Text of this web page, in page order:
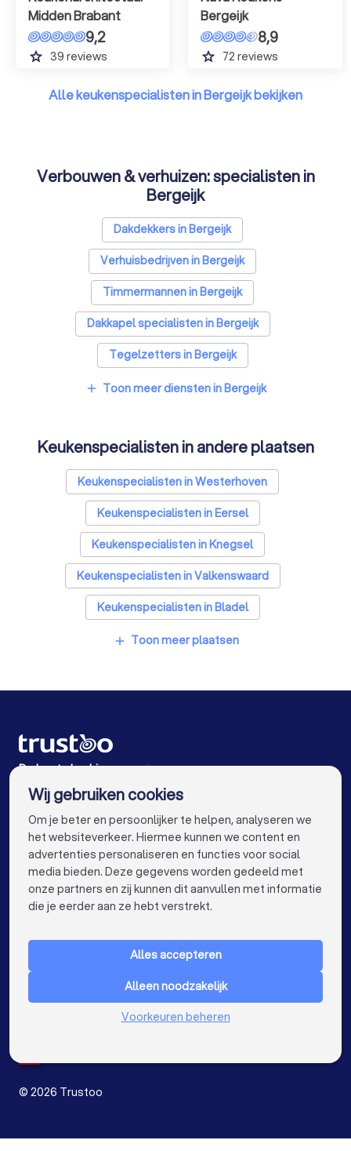
Midden Brabant
9,2
grade 39 reviews
Bergeijk
8,9
grade 72 reviews
Alle keukenspecialisten in Bergeijk bekijken
Verbouwen & verhuizen: specialisten in
Bergeijk
Dakdekkers in Bergeijk
Verhuisbedrijven in Bergeijk
Timmermannen in Bergeijk
Dakkapel specialisten in Bergeijk
Tegelzetters in Bergeijk
Sloopbedrijven in Bergeijk
Opslagruimtes in Bergeijk
Metselaars in Bergeijk
add Toon meer diensten in Bergeijk
Keukenspecialisten in andere plaatsen
Keukenspecialisten in Westerhoven
Keukenspecialisten in Eersel
Keukenspecialisten in Knegsel
Keukenspecialisten in Valkenswaard
Keukenspecialisten in Bladel
Keukenspecialisten in Waalre
Keukenspecialisten in Geldrop
Keukenspecialisten in Amsterdam
Keukenspecialisten in Rotterdam
Keukenspecialisten in Den Haag
Keukenspecialisten in Utrecht
Keukenspecialisten in Groningen
Keukenspecialisten in Almere
Keukenspecialisten in Breda
Keukenspecialisten in Arnhem
add Toon meer plaatsen
De beste bedrijven voor jou
VOOR PARTICULIEREN keyboard_arrow_down
Nederland
© 2026 Trustoo
Wij gebruiken cookies
Om je beter en persoonlijker te helpen, analyseren we
het websiteverkeer. Hiermee kunnen we content en
advertenties personaliseren en functies voor social
media bieden. Deze gegevens worden gedeeld met
onze partners en zij kunnen dit aanvullen met informatie
die je eerder aan ze hebt verstrekt.
Alles accepteren
Alleen noodzakelijk
Voorkeuren beheren